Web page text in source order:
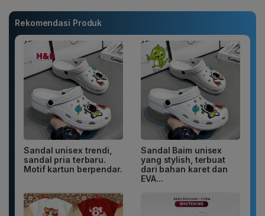
Rekomendasi Produk
Sandal unisex trendi,
sandal pria terbaru.
Motif kartun berpendar.
Sandal Baim unisex
yang stylish, terbuat
dari bahan karet dan
EVA...